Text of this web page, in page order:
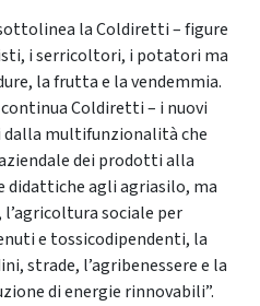
la Coldiretti – figure
i serricoltori, i potatori ma
la frutta e la vendemmia.
Coldiretti – i nuovi
multifunzionalità che
dei prodotti alla
agli agriasilo, ma
sociale per
e tossicodipendenti, la
strade, l’agribenessere e la
di energie rinnovabili”.